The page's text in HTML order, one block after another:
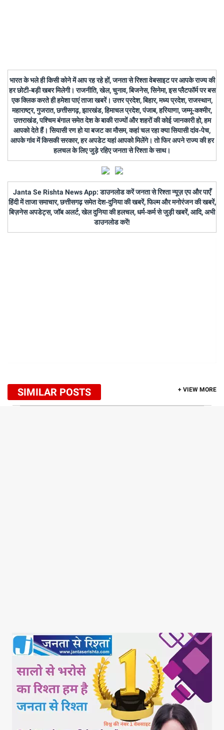
भारत के भले ही किसी कोने में आप रह रहे हों, जनता से रिश्ता वेबसाइट पर आपके राज्य की
हर छोटी-बड़ी खबर मिलेगी। राजनीति, खेल, चुनाव, बिजनेस, सिनेमा, इस प्लैटफॉर्म पर बस
एक क्लिक करते ही हमेशा पाएं ताजा खबरें। उत्तर प्रदेश, बिहार, मध्य प्रदेश, राजस्थान,
महाराष्ट्र, गुजरात, छत्तीसगढ़, झारखंड, हिमाचल प्रदेश, पंजाब, हरियाणा, जम्मू-कश्मीर,
उत्तराखंड, पश्चिम बंगाल समेत देश के बाकी राज्यों और शहरों की कोई जानकारी हो, हम
आपको देते हैं। सियासी रण हो या बजट का मौसम, कहां चल रहा क्या सियासी दांव-पेच,
आपके गांव में किसकी सरकार, हर अपडेट यहां आपको मिलेंगे। तो फिर अपने राज्य की हर
हलचल के लिए जुड़े रहिए जनता से रिश्ता के साथ।
Janta Se Rishta News App: डाउनलोड करें जनता से रिश्ता न्यूज़ एप और पाएँ
हिंदी में ताजा समाचार, छत्तीसगढ़ समेत देश-दुनिया की खबरें, फिल्म और मनोरंजन की खबरें,
बिज़नेस अपडेट्स, जॉब अलर्ट, खेल दुनिया की हलचल, धर्म-कर्म से जुड़ी खबरें, आदि, अभी
डाउनलोड करें!
SIMILAR POSTS + VIEW MORE